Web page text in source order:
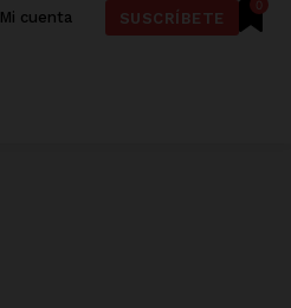
0
Mi cuenta SUSCRÍBETE